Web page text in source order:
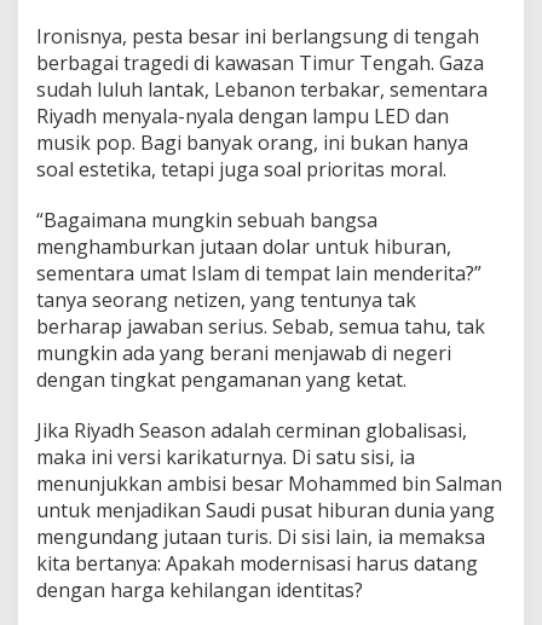
Ironisnya, pesta besar ini berlangsung di tengah
berbagai tragedi di kawasan Timur Tengah. Gaza
sudah luluh lantak, Lebanon terbakar, sementara
Riyadh menyala-nyala dengan lampu LED dan
musik pop. Bagi banyak orang, ini bukan hanya
soal estetika, tetapi juga soal prioritas moral.
“Bagaimana mungkin sebuah bangsa
menghamburkan jutaan dolar untuk hiburan,
sementara umat Islam di tempat lain menderita?”
tanya seorang netizen, yang tentunya tak
berharap jawaban serius. Sebab, semua tahu, tak
mungkin ada yang berani menjawab di negeri
dengan tingkat pengamanan yang ketat.
Jika Riyadh Season adalah cerminan globalisasi,
maka ini versi karikaturnya. Di satu sisi, ia
menunjukkan ambisi besar Mohammed bin Salman
untuk menjadikan Saudi pusat hiburan dunia yang
mengundang jutaan turis. Di sisi lain, ia memaksa
kita bertanya: Apakah modernisasi harus datang
dengan harga kehilangan identitas?